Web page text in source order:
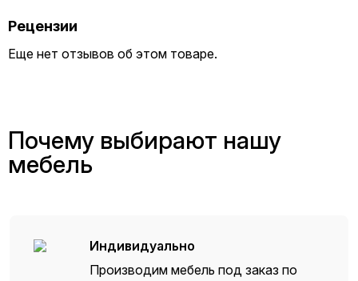
Рецензии
Еще нет отзывов об этом товаре.
Почему выбирают нашу
мебель
Индивидуально
Производим мебель под заказ по